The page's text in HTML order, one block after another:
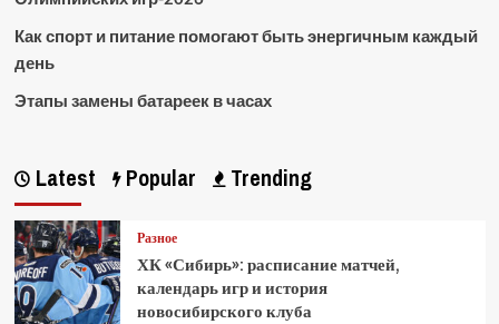
Как спорт и питание помогают быть энергичным каждый
день
Этапы замены батареек в часах
Latest Popular Trending
Разное
ХК «Сибирь»: расписание матчей,
календарь игр и история
новосибирского клуба